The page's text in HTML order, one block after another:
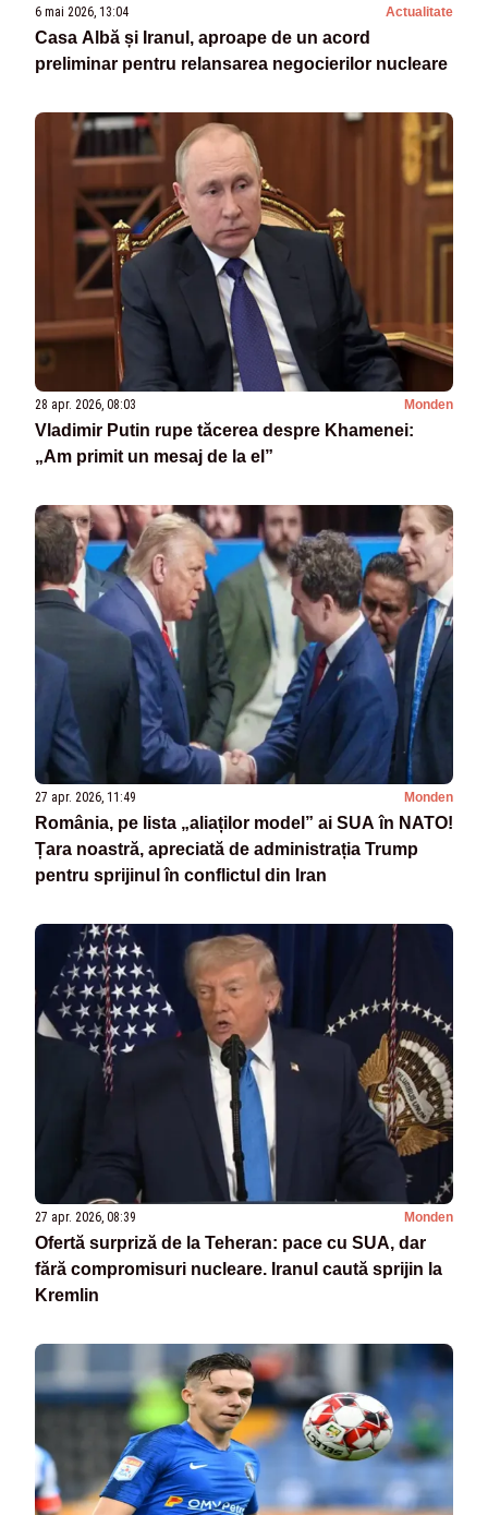
6 mai 2026, 13:04 Actualitate
Casa Albă și Iranul, aproape de un acord
preliminar pentru relansarea negocierilor nucleare
28 apr. 2026, 08:03 Monden
Vladimir Putin rupe tăcerea despre Khamenei:
„Am primit un mesaj de la el”
27 apr. 2026, 11:49 Monden
România, pe lista „aliaților model” ai SUA în NATO!
Țara noastră, apreciată de administrația Trump
pentru sprijinul în conflictul din Iran
27 apr. 2026, 08:39 Monden
Ofertă surpriză de la Teheran: pace cu SUA, dar
fără compromisuri nucleare. Iranul caută sprijin la
Kremlin